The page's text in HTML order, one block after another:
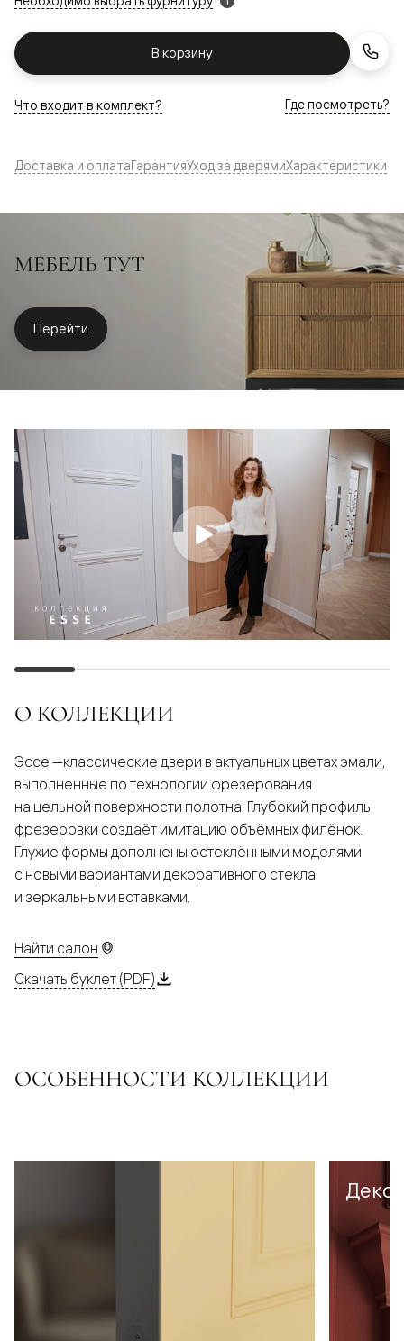
В корзину
Что входит в комплект? Где посмотреть?
Доставка и оплатаГарантияУход за дверямиХарактеристики
МЕБЕЛЬ ТУТ
Перейти
О КОЛЛЕКЦИИ
Эссе —классические двери в актуальных цветах эмали,
выполненные по технологии фрезерования
на цельной поверхности полотна. Глубокий профиль
фрезеровки создаёт имитацию объёмных филёнок.
Глухие формы дополнены остеклёнными моделями
с новыми вариантами декоративного стекла
и зеркальными вставками.
Найти салон
Скачать буклет (PDF)
ОСОБЕННОСТИ КОЛЛЕКЦИИ